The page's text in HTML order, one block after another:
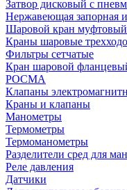
Затвор дисковый с
Нержавеющая запорная
Шаровой кран
Краны шаровые
Фильтры сетчатые
Кран шаровой
РОСМА
Клапаны
Краны и клапаны
Манометры
Термометры
Термоманометры
Разделители сред для
Реле давления
Датчики